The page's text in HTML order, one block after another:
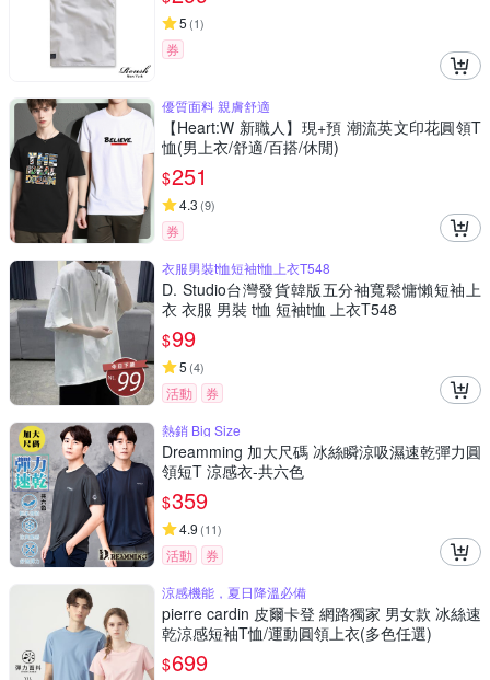
5 (1)
券
優質面料 親膚舒適
【Heart:W 新職人】現+預 潮流英文印花圓領T
恤(男上衣/舒適/百搭/休閒)
$251
4.3 (9)
券
衣服男裝t恤短袖t恤上衣T548
D. Studio台灣發貨韓版五分袖寬鬆慵懶短袖上
衣 衣服 男裝 t恤 短袖t恤 上衣T548
$99
5 (4)
活動
券
熱銷 Big Size
Dreamming 加大尺碼 冰絲瞬涼吸濕速乾彈力圓
領短T 涼感衣-共六色
$359
4.9 (11)
活動
券
涼感機能，夏日降溫必備
pierre cardin 皮爾卡登 網路獨家 男女款 冰絲速
乾涼感短袖T恤/運動圓領上衣(多色任選)
$699